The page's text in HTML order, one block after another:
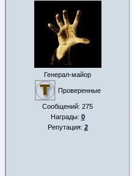
Генерал-майор
Проверенные
Сообщений: 275
Награды: 0
Репутация: 2